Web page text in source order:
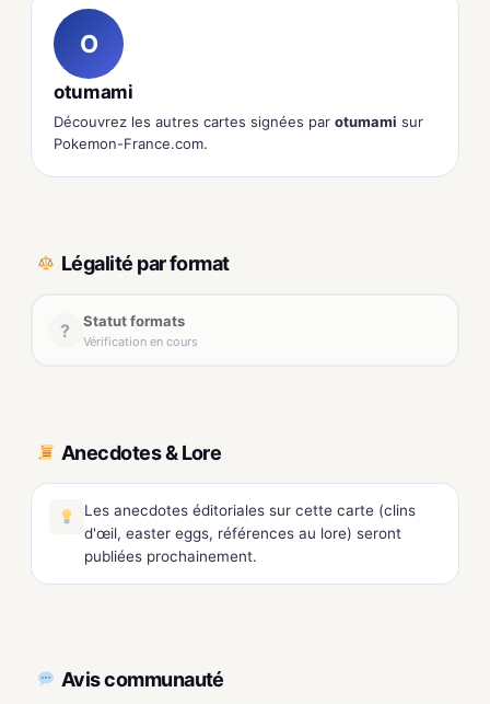
O
otumami
Découvrez les autres cartes signées par otumami sur
Pokemon-France.com.
Légalité par format
? Statut formats
Vérification en cours
Anecdotes & Lore
Les anecdotes éditoriales sur cette carte (clins
d'œil, easter eggs, références au lore) seront
publiées prochainement.
Avis communauté